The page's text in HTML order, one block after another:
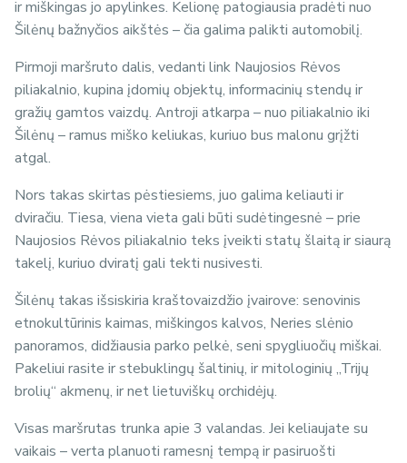
ir miškingas jo apylinkes. Kelionę patogiausia pradėti nuo
Šilėnų bažnyčios aikštės – čia galima palikti automobilį.
Pirmoji maršruto dalis, vedanti link Naujosios Rėvos
piliakalnio, kupina įdomių objektų, informacinių stendų ir
gražių gamtos vaizdų. Antroji atkarpa – nuo piliakalnio iki
Šilėnų – ramus miško keliukas, kuriuo bus malonu grįžti
atgal.
Nors takas skirtas pėstiesiems, juo galima keliauti ir
dviračiu. Tiesa, viena vieta gali būti sudėtingesnė – prie
Naujosios Rėvos piliakalnio teks įveikti statų šlaitą ir siaurą
takelį, kuriuo dviratį gali tekti nusivesti.
Šilėnų takas išsiskiria kraštovaizdžio įvairove: senovinis
etnokultūrinis kaimas, miškingos kalvos, Neries slėnio
panoramos, didžiausia parko pelkė, seni spygliuočių miškai.
Pakeliui rasite ir stebuklingų šaltinių, ir mitologinių „Trijų
brolių“ akmenų, ir net lietuviškų orchidėjų.
Visas maršrutas trunka apie 3 valandas. Jei keliaujate su
vaikais – verta planuoti ramesnį tempą ir pasiruošti